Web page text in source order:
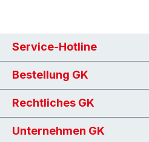
Service-Hotline
Bestellung GK
Rechtliches GK
Unternehmen GK